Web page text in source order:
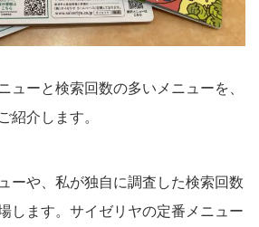
ューと検索回数の多いメニューを、
紹介します。
ーや、私が独自に調査した検索回数
します。サイゼリヤの定番メニュー